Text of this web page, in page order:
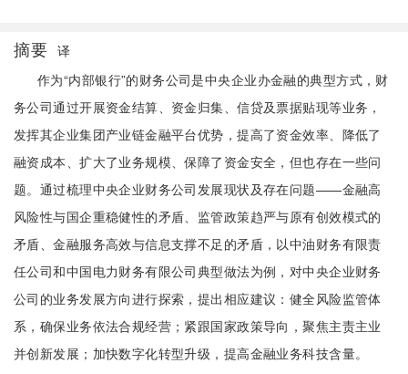
摘要 译
作为“内部银行”的财务公司是中央企业办金融的典型方式，财
务公司通过开展资金结算、资金归集、信贷及票据贴现等业务，
发挥其企业集团产业链金融平台优势，提高了资金效率、降低了
融资成本、扩大了业务规模、保障了资金安全，但也存在一些问
题。通过梳理中央企业财务公司发展现状及存在问题——金融高
风险性与国企重稳健性的矛盾、监管政策趋严与原有创效模式的
矛盾、金融服务高效与信息支撑不足的矛盾，以中油财务有限责
任公司和中国电力财务有限公司典型做法为例，对中央企业财务
公司的业务发展方向进行探索，提出相应建议：健全风险监管体
系，确保业务依法合规经营；紧跟国家政策导向，聚焦主责主业
并创新发展；加快数字化转型升级，提高金融业务科技含量。